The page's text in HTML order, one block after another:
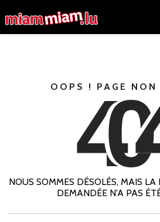
OOPS ! PAGE NON
40
NOUS SOMMES DÉSOLÉS, MAIS LA
DEMANDÉE N'A PAS